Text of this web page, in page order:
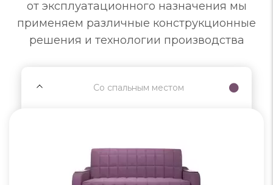
от эксплуатационного назначения мы
применяем различные конструкционные
решения и технологии производства
Со спальным местом